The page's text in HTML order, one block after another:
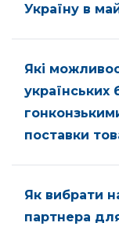
Україну в
Які
українських
поставки
Як вибрати
партнера